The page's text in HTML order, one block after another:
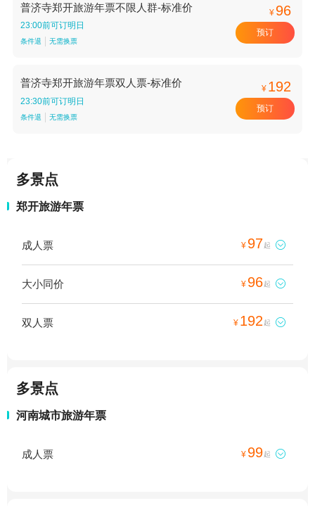
普济寺郑开旅游年票不限人群-标准价
23:00前可订明日
条件退 无需换票
¥ 96
预订
普济寺郑开旅游年票双人票-标准价
23:30前可订明日
条件退 无需换票
¥ 192
预订
多景点
郑开旅游年票
成人票 ¥ 97起 
大小同价 ¥ 96起 
双人票 ¥ 192 起 
多景点
河南城市旅游年票
成人票 ¥ 99起 